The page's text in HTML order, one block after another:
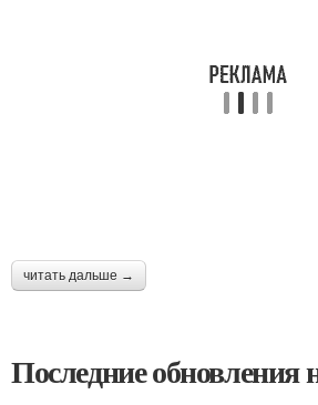
читать дальше →
Последние обновления